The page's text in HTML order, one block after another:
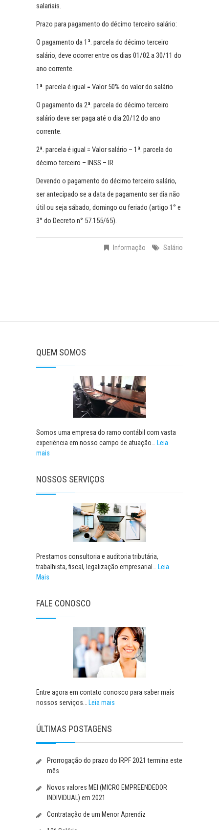
salariais.
Prazo para pagamento do décimo terceiro salário:
O pagamento da 1ª. parcela do décimo terceiro
salário, deve ocorrer entre os dias 01/02 a 30/11 do
ano corrente.
1ª. parcela é igual = Valor 50% do valor do salário.
O pagamento da 2ª. parcela do décimo terceiro
salário deve ser paga até o dia 20/12 do ano
corrente.
2ª. parcela é igual = Valor salário – 1ª. parcela do
décimo terceiro – INSS – IR
Devendo o pagamento do décimo terceiro salário,
ser antecipado se a data de pagamento ser dia não
útil ou seja sábado, domingo ou feriado (artigo 1° e
3° do Decreto n° 57.155/65).
Informação Salário
QUEM SOMOS
Somos uma empresa do ramo contábil com vasta
experiência em nosso campo de atuação…
Leia
mais
NOSSOS SERVIÇOS
Prestamos consultoria e auditoria tributária,
trabalhista, fiscal, legalização empresarial…
Leia
Mais
FALE CONOSCO
Entre agora em contato conosco para saber mais
nossos serviços…
Leia mais
ÚLTIMAS POSTAGENS
Prorrogação do prazo do IRPF 2021 termina este
mês
Novos valores MEI (MICRO EMPREENDEDOR
INDIVIDUAL) em 2021
Contratação de um Menor Aprendiz